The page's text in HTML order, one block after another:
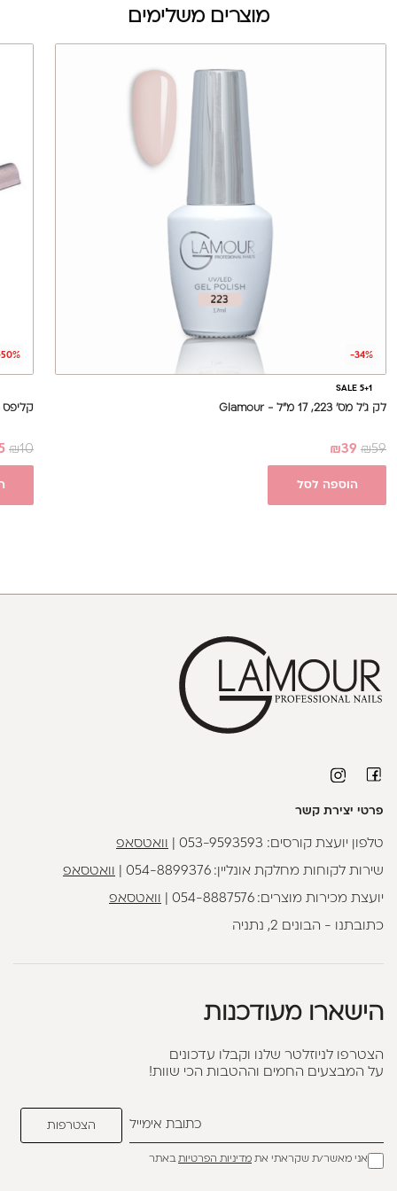
מוצרים משלימים
-34%
SALE 5+1
לק ג'ל מס' 223, 17 מ"ל - Glamour
₪59
₪39
הוספה לסל
קליפס
₪10
פרטי יצירת קשר
טלפון יועצת קורסים: 053-9593593 וואטסאפ
שירות לקוחות מחלקת אונליין:054-8899376 וואטסאפ
יועצת מכירות מוצרים:054-8887576 וואטסאפ
כתובתנו - הבונים 2, נתניה
הישארו מעודכנות
הצטרפו לניוזלטר שלנו וקבלו עדכונים
על המבצעים החמים וההטבות הכי שוות!
אני מאשר/ת שקראתי את מדיניות הפרטיותבאתר